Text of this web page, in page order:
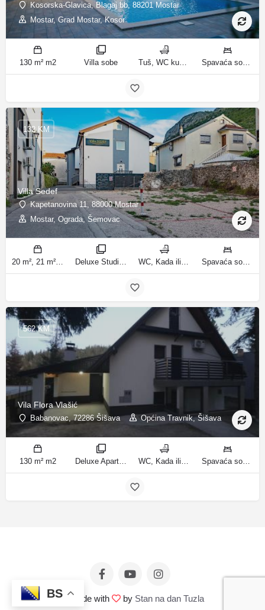
Kosorska-Glavica, Blagaj bb, 88201 Mostar
Mostar, Grad Mostar, Kosor
130 m² m2 Villa sobe Tuš, WC kupatila Spavaća soba 1: 1 bračni krevet | Spavaća soba 2: 2 kreveta za jednu osobu | Spavaća soba 3: 1 bračni krevet | Spavaća soba 4: 2 kreveta za jednu osobu | Dnevni boravak: 1 kauč na razvlačenje ležaja
Villa Sedef
Kapetanovina 11, 88000 Mostar
Mostar, Ograda, Šemovac
132 KM
20 m², 21 m², 31 m², 30 m² m2 Deluxe Studio, Studio sa balkonom, Apartman, Deluxe jednosobni apartman, Apartman sa balkonom sobe WC, Kada ili tuš kupatila Spavaća soba 1: 1 bračni krevet | Dnevni boravak: 1 kauč na razvlačenje | Spavaća soba 1: 1 francuski bračni krevet ležaja
Vila Flora Vlašić
Babanovac, 72286 Šišava Općina Travnik, Šišava
562 KM
130 m² m2 Deluxe Apartment sobe WC, Kada ili tuš kupatila Spavaća soba 1: 1 francuski bračni krevet | Spavaća soba 2: 1 francuski bračni krevet | Spavaća soba 3: 1 krevet za jednu osobu | Spavaća soba 4: 1 krevet za jednu osobu | Spavaća soba 5: 1 krevet na kat | Spavaća soba 6: 2 kreveta za jednu osobu | Dnevni boravak: 1 kauč na razvlačenje ležaja
© Made with by Stan na dan Tuzla
BS